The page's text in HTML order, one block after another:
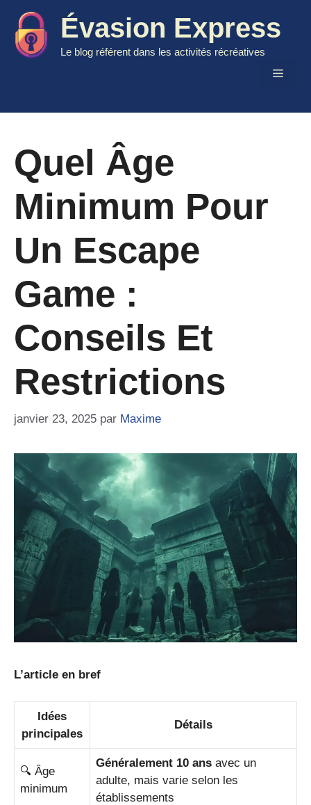
contenu
Évasion Express
Le blog référent dans les activités récréatives
Menu
Quel Âge
Minimum Pour
Un Escape
Game :
Conseils Et
Restrictions
janvier 23, 2025 par Maxime
L’article en bref
Idées
principales
Détails
🔍 Âge
minimum
Généralement 10 ans avec un
adulte, mais varie selon les
établissements